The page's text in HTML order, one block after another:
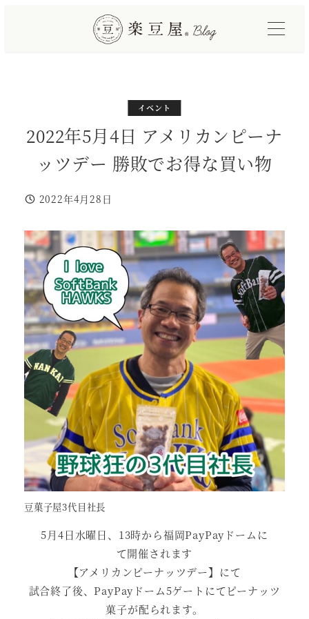
2022年5月4日 アメリカンピーナ
ッツデー 勝敗でお得な買い物
投稿日
2022年4月28日
カテゴリー
イベント
豆菓子屋3代目社長
5月4日水曜日、13時から福岡PayPayドームに
て開催されます
【アメリカンピーナッツデー】にて
試合終了後、PayPayドーム5ゲートにてピーナッツ
菓子が配られます。